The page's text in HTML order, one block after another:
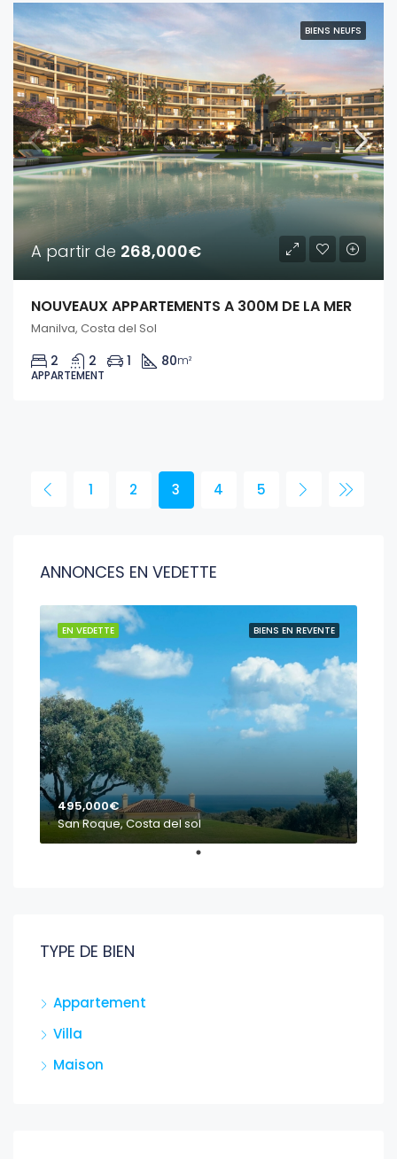
BIENS NEUFS
A partir de 268,000€
NOUVEAUX APPARTEMENTS A 300M DE LA MER
Manilva, Costa del Sol
2 2 1 80m²
APPARTEMENT
1 2 3 4 5
ANNONCES EN VEDETTE
BIENS EN REVENTE
EN VEDETTE
495,000€
San Roque, Costa del sol
TYPE DE BIEN
Appartement
Villa
Maison